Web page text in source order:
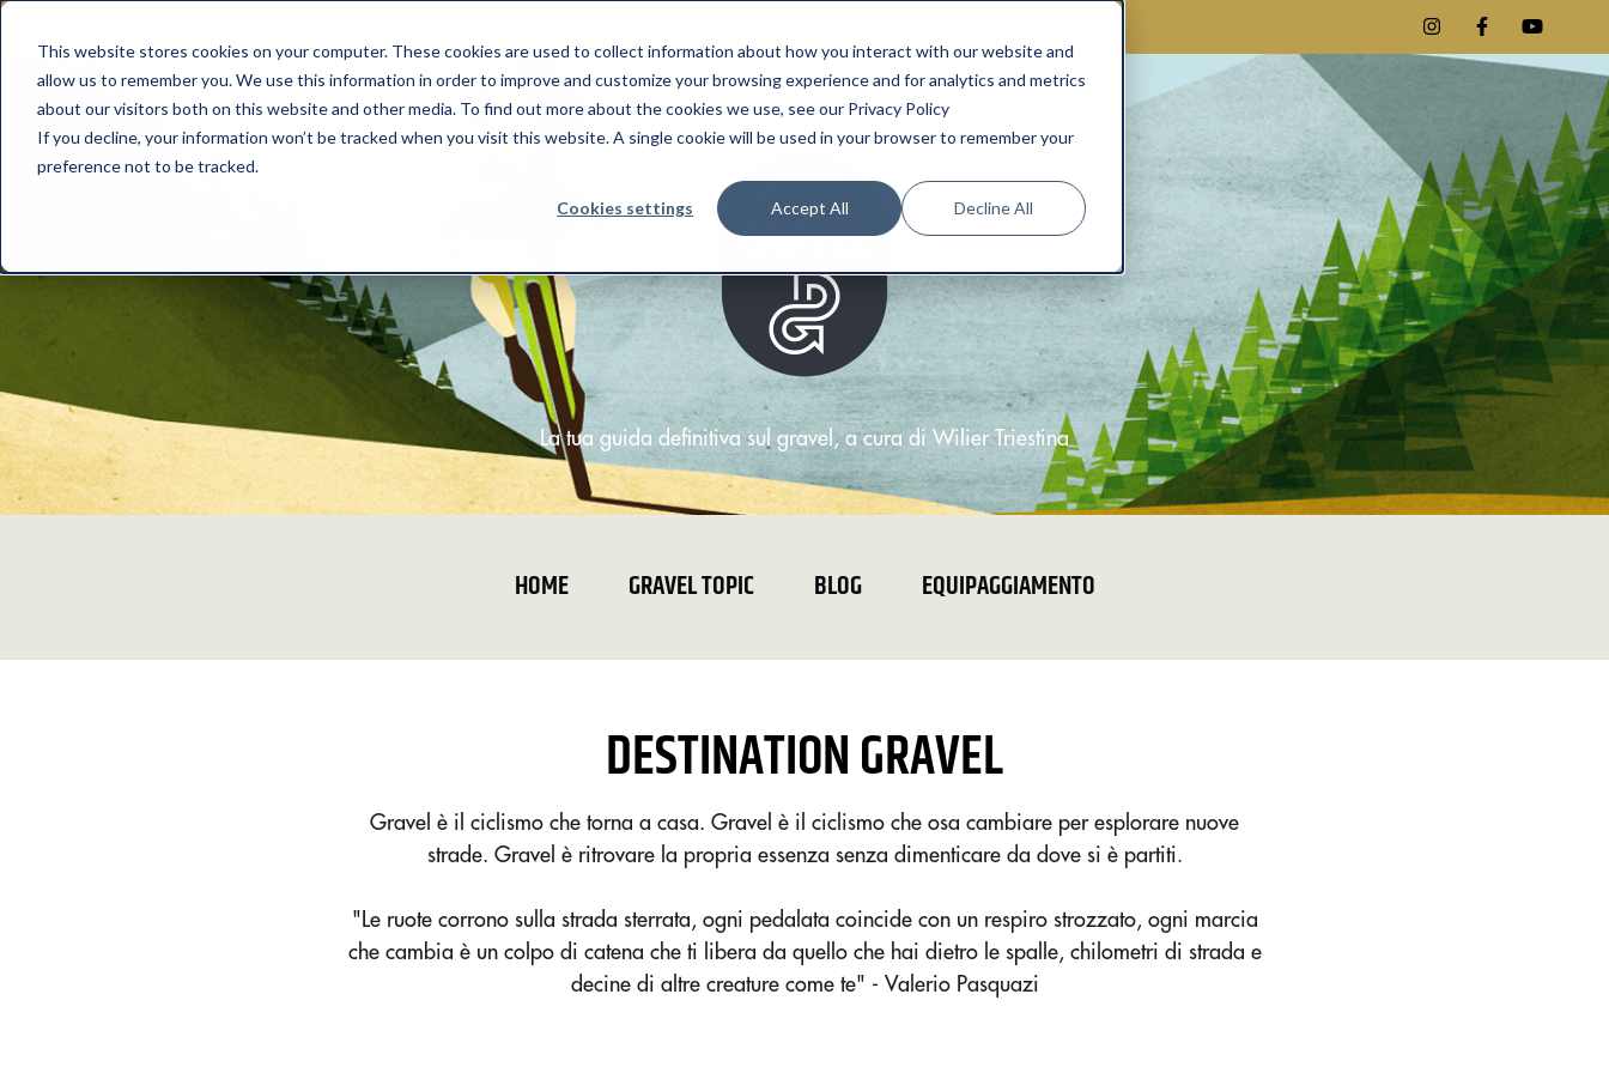
This website stores cookies on your computer. These cookies are used to collect information about how you interact with our website and
allow us to remember you. We use this information in order to improve and customize your browsing experience and for analytics and metrics
about our visitors both on this website and other media. To find out more about the cookies we use, see our Privacy Policy
If you decline, your information won’t be tracked when you visit this website. A single cookie will be used in your browser to remember your
preference not to be tracked.
Cookies settings Accept All Decline All
La tua guida definitiva sul gravel, a cura di Wilier Triestina
HOME GRAVEL TOPIC BLOG EQUIPAGGIAMENTO
DESTINATION GRAVEL
Gravel è il ciclismo che torna a casa. Gravel è il ciclismo che osa cambiare per esplorare nuove
strade. Gravel è ritrovare la propria essenza senza dimenticare da dove si è partiti.
"Le ruote corrono sulla strada sterrata, ogni pedalata coincide con un respiro strozzato, ogni marcia
che cambia è un colpo di catena che ti libera da quello che hai dietro le spalle, chilometri di strada e
decine di altre creature come te" - Valerio Pasquazi